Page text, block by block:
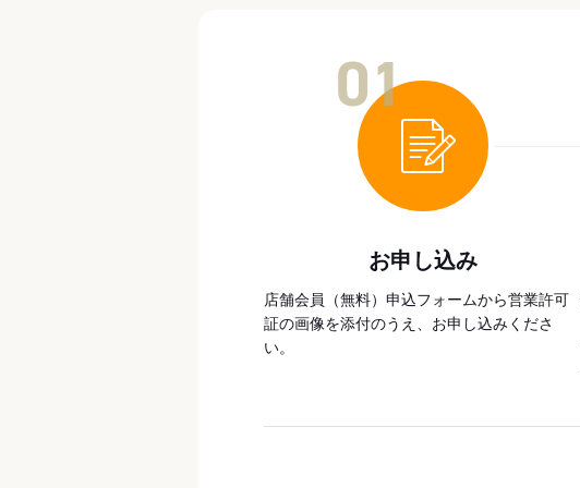
お申し込み
店舗会員（無料）申込フォームから営業許可
証の画像を添付のうえ、お申し込みくださ
い。